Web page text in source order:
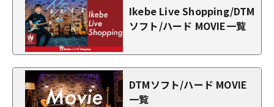
Ikebe Live Shopping/DTM
ソフト/ハード MOVIE一覧
DTMソフト/ハード MOVIE
一覧